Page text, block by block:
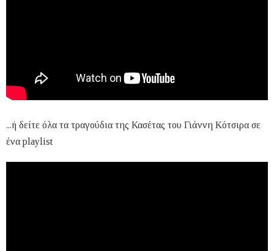
...ή δείτε όλα τα τραγούδια της Κασέτας του Γιάννη Κότσιρα σε
ένα playlist